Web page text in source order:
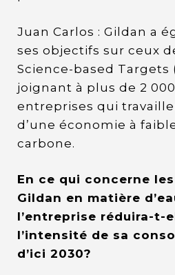
Juan Carlos : Gildan a
ses objectifs sur ceux
Science-based Targets
joignant à plus de 2
entreprises qui
d’une économie à
carbone.
En ce qui concerne
Gildan en matière
l’entreprise réduira-t-
l’intensité de sa
d’ici 2030?